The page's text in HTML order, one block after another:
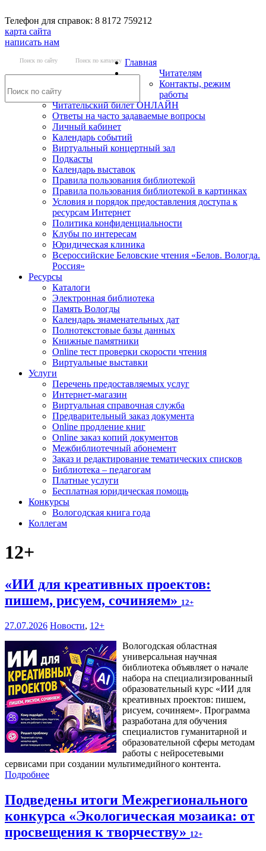
Телефон для справок: 8 8172 759212
карта сайта
написать нам
Поиск по сайту Поиск по каталогу Главная
Читателям
Контакты, режим
работы
Читательский билет ОНЛАЙН
Ответы на часто задаваемые вопросы
Личный кабинет
Календарь событий
Виртуальный концертный зал
Подкасты
Календарь выставок
Правила пользования библиотекой
Правила пользования библиотекой в картинках
Условия и порядок предоставления доступа к
ресурсам Интернет
Политика конфиденциальности
Клубы по интересам
Юридическая клиника
Всероссийские Беловские чтения «Белов. Вологда.
Россия»
Ресурсы
Каталоги
Электронная библиотека
Память Вологды
Календарь знаменательных дат
Полнотекстовые базы данных
Книжные памятники
Online тест проверки скорости чтения
Виртуальные выставки
Услуги
Перечень предоставляемых услуг
Интернет-магазин
Виртуальная справочная служба
Предварительный заказ документа
Online продление книг
Online заказ копий документов
Межбиблиотечный абонемент
Заказ и редактирование тематических списков
Библиотека – педагогам
Платные услуги
Бесплатная юридическая помощь
Конкурсы
Вологодская книга года
Коллегам
12+
«ИИ для креативных проектов:
пишем, рисуем, сочиняем» 12+
27.07.2026 Новости, 12+
Вологодская областная
универсальная научная
библиотека объявляет о начале
набора на специализированный
образовательный курс «ИИ для
креативных проектов: пишем,
рисуем, сочиняем». Программа
разработана для обучения
специалистов гуманитарной и
образовательной сферы методам
работы с нейросетевыми
сервисами при создании мультимедийного контента.
Подробнее
Подведены итоги Межрегионального
конкурса «Экологическая мозаика: от
просвещения к творчеству» 12+